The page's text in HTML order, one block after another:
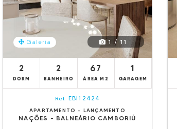
Galeria 1 / 11
2
DORM
2
BANHEIRO
67
ÁREA M2
1
GARAGEM
Ref. EBI12424
APARTAMENTO - LANÇAMENTO
NAÇÕES - BALNEÁRIO CAMBORIÚ